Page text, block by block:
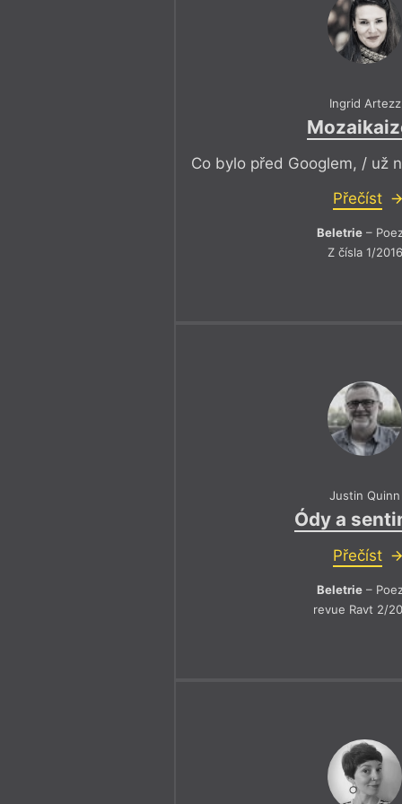
Ingrid Artezz
Co bylo před Googlem, / už
Přečíst
Beletrie–
Z čísla 1/2016
Justin Quinn
Ódy a
Přečíst
Beletrie–
revue Ravt 2/